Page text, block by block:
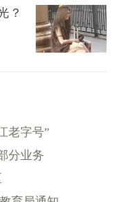
？
老字号”
分业务